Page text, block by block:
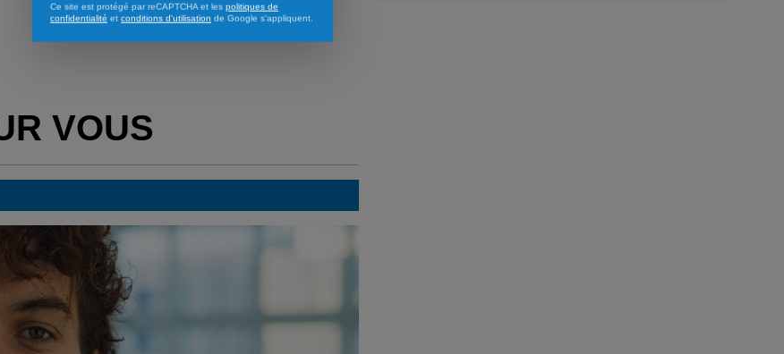
VOUS
Ce site est protégé par reCAPTCHA et les politiques de
confidentialité et conditions d'utilisation de Google s'appliquent.